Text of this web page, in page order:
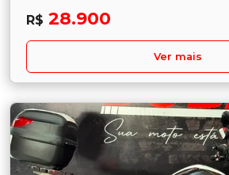
R$ 28.900
Ver mais